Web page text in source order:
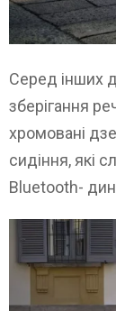
Серед інших
зберігання
хромовані
сидіння, які
Bluetooth-